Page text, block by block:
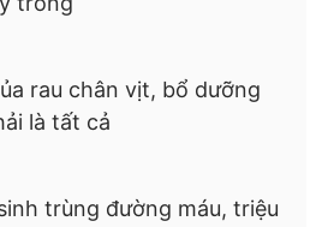
rau chân vịt, bổ dưỡng
là tất cả
trùng đường máu, triệu